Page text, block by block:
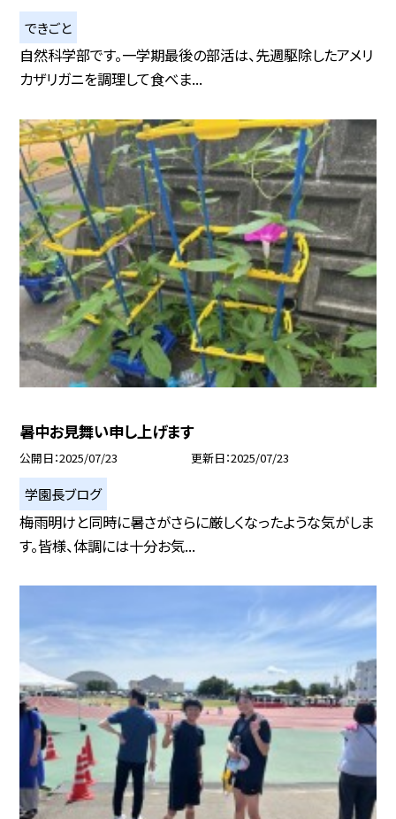
できごと
自然科学部です。一学期最後の部活は、先週駆除したアメリ
カザリガニを調理して食べま...
暑中お見舞い申し上げます
公開日 2025/07/23 更新日 2025/07/23
学園長ブログ
梅雨明けと同時に暑さがさらに厳しくなったような気がしま
す。皆様、体調には十分お気...